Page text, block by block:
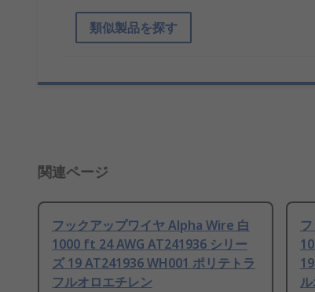
類似製品を探す
関連ページ
フックアップワイヤ Alpha Wire 白
1000 ft 24 AWG AT241936 シリー
ズ 19 AT241936 WH001 ポリテトラ
フルオロエチレン